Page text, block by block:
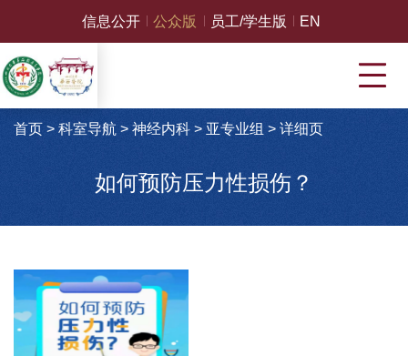
信息公开 公众版 员工/学生版 EN
首页 > 科室导航> 神经内科> 亚专业组 > 详细页
如何预防压力性损伤？